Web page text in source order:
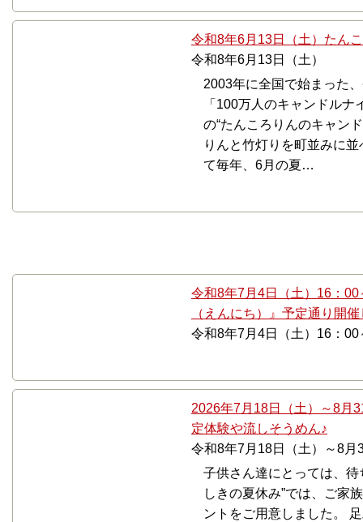
令和8年6月13日（土）たん
令和8年6月13日（土）
2003年に全国で始まった
「100万人のキャンドル
の“たんころりんのキャン
りんと竹灯りを町並みに
て毎年、6月の夏…
令和8年7月4日（土）16：
（えんにち）』予定通り開
令和8年7月4日（土）16：00
2026年7月18日（土）～8月
定体験や流しそうめん♪
令和8年7月18日（土）～8月
子供さん達にとっては、
しきの夏休み”では、ご家
ントをご用意しました。